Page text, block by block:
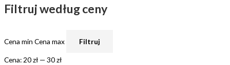
Filtruj według ceny
Cena min Cena max Filtruj
Cena: 20 zł —30 zł